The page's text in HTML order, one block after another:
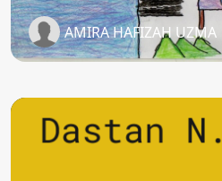
AMIRA HAFIZAH UZMA